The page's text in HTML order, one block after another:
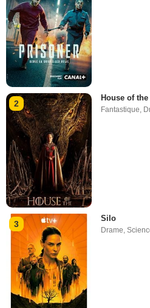
2
House of
Fantastique,
3
Silo
Drame,